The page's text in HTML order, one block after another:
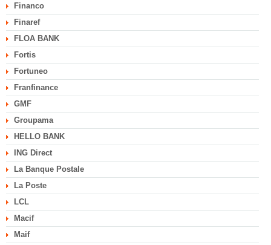
Financo
Finaref
FLOA BANK
Fortis
Fortuneo
Franfinance
GMF
Groupama
HELLO BANK
ING Direct
La Banque Postale
La Poste
LCL
Macif
Maif